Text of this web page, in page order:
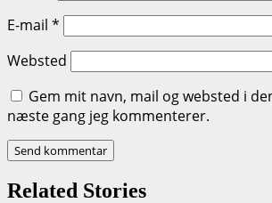
E-mail *
Websted
Gem mit navn, mail og websted i
næste gang jeg kommenterer.
Related Stories